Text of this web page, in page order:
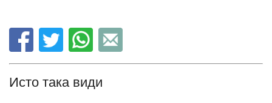
Исто така види